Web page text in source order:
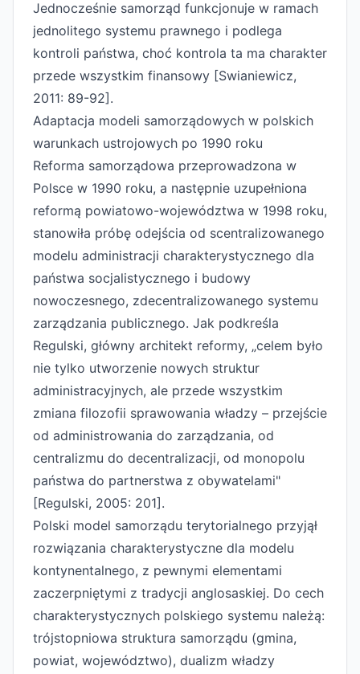
Jednocześnie samorząd funkcjonuje w ramach
jednolitego systemu prawnego i podlega
kontroli państwa, choć kontrola ta ma charakter
przede wszystkim finansowy [Swianiewicz,
2011: 89-92].
Adaptacja modeli samorządowych w polskich
warunkach ustrojowych po 1990 roku
Reforma samorządowa przeprowadzona w
Polsce w 1990 roku, a następnie uzupełniona
reformą powiatowo-województwa w 1998 roku,
stanowiła próbę odejścia od scentralizowanego
modelu administracji charakterystycznego dla
państwa socjalistycznego i budowy
nowoczesnego, zdecentralizowanego systemu
zarządzania publicznego. Jak podkreśla
Regulski, główny architekt reformy, „celem było
nie tylko utworzenie nowych struktur
administracyjnych, ale przede wszystkim
zmiana filozofii sprawowania władzy – przejście
od administrowania do zarządzania, od
centralizmu do decentralizacji, od monopolu
państwa do partnerstwa z obywatelami"
[Regulski, 2005: 201].
Polski model samorządu terytorialnego przyjął
rozwiązania charakterystyczne dla modelu
kontynentalnego, z pewnymi elementami
zaczerpniętymi z tradycji anglosaskiej. Do cech
charakterystycznych polskiego systemu należą:
trójstopniowa struktura samorządu (gmina,
powiat, województwo), dualizm władzy